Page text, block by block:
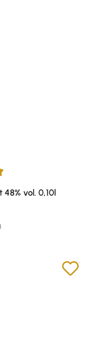
von 5 Sternen
48% vol. 0,10l